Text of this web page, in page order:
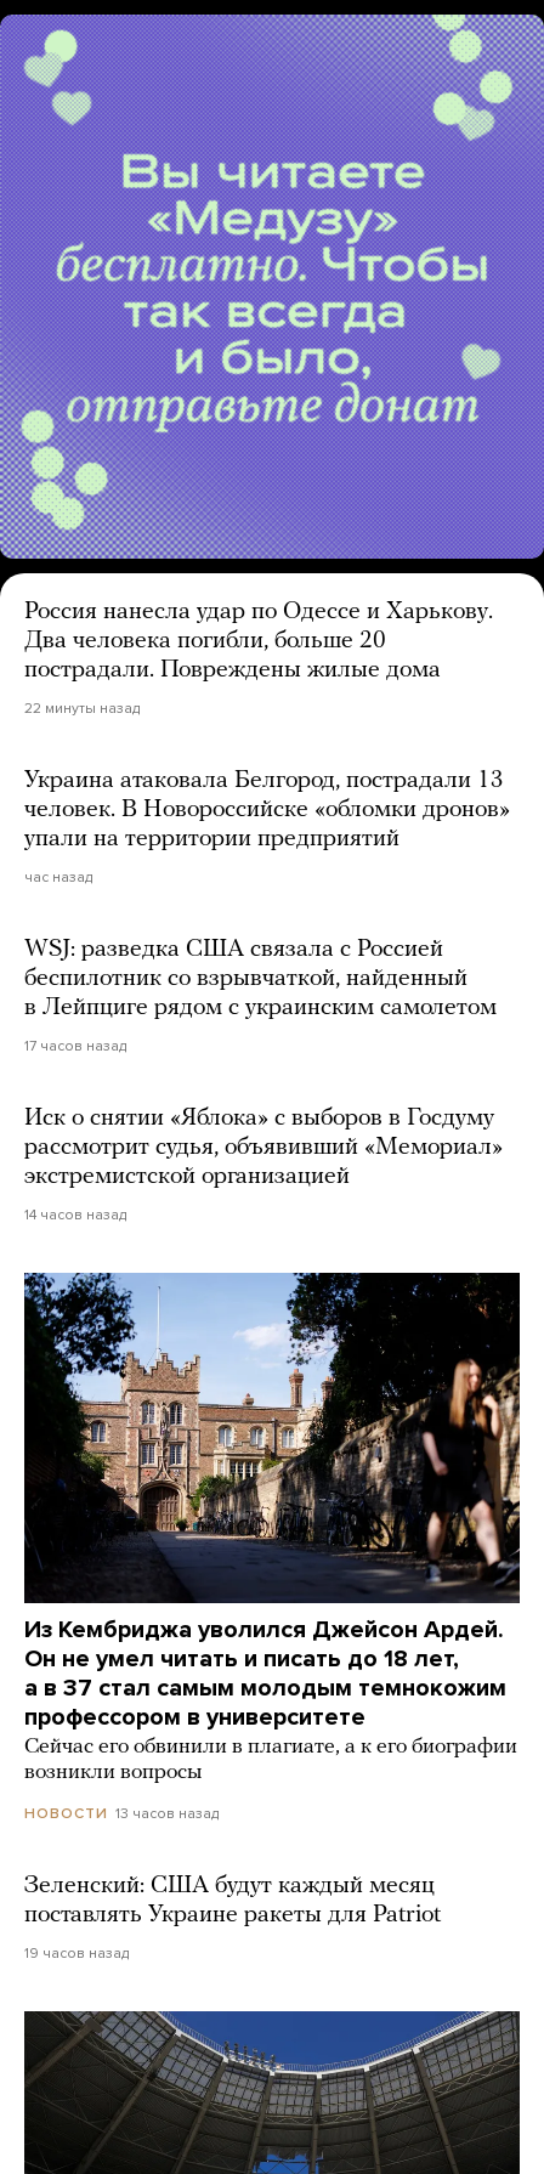
Россия нанесла удар по Одессе и Харькову.
Два человека погибли, больше 20
пострадали. Повреждены жилые дома
22 минуты назад
Украина атаковала Белгород, пострадали 13
человек. В Новороссийске «обломки дронов»
упали на территории предприятий
час назад
WSJ: разведка США связала с Россией
беспилотник со взрывчаткой, найденный
в Лейпциге рядом с украинским самолетом
17 часов назад
Иск о снятии «Яблока» с выборов в Госдуму
рассмотрит судья, объявивший «Мемориал»
экстремистской организацией
14 часов назад
Из Кембриджа уволился Джейсон Ардей.
Он не умел читать и писать до 18 лет,
а в 37 стал самым молодым темнокожим
профессором в университете
Сейчас его обвинили в плагиате, а к его биографии
возникли вопросы
НОВОСТИ 13 часов назад
Зеленский: США будут каждый месяц
поставлять Украине ракеты для Patriot
19 часов назад